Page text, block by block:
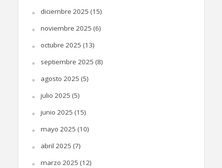
diciembre 2025 (15)
noviembre 2025 (6)
octubre 2025 (13)
septiembre 2025 (8)
agosto 2025 (5)
julio 2025 (5)
junio 2025 (15)
mayo 2025 (10)
abril 2025 (7)
marzo 2025 (12)